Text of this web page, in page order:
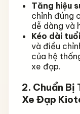
Tăng hiệu
chỉnh đúng
dễ dàng và
Kéo dài
và điều
của hệ
xe đạp.
2. Chuẩn Bị
Xe Đạp